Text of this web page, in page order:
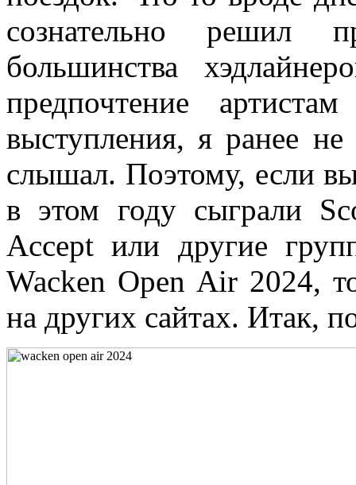
сознательно решил
большинства
предпочтение
выступления, я ранее
слышал. Поэтому, если
в этом году сыграли
Accept или другие
Wacken Open Air 2024,
на других сайтах.